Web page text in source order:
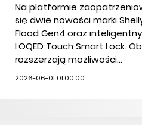
Na platformie
się dwie nowości marki
Flood Gen4 oraz
LOQED Touch Smart Lock.
rozszerzają możliwości...
2026-06-01 01:00:00